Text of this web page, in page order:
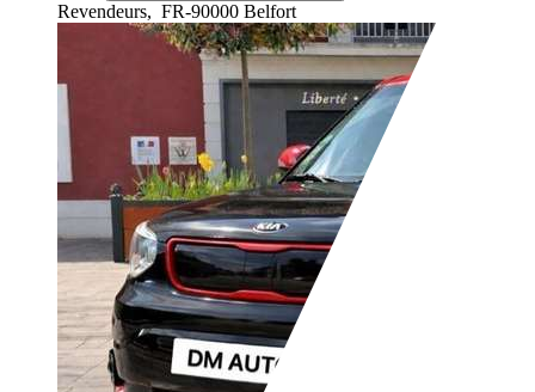
Revendeurs, FR-90000 Belfort